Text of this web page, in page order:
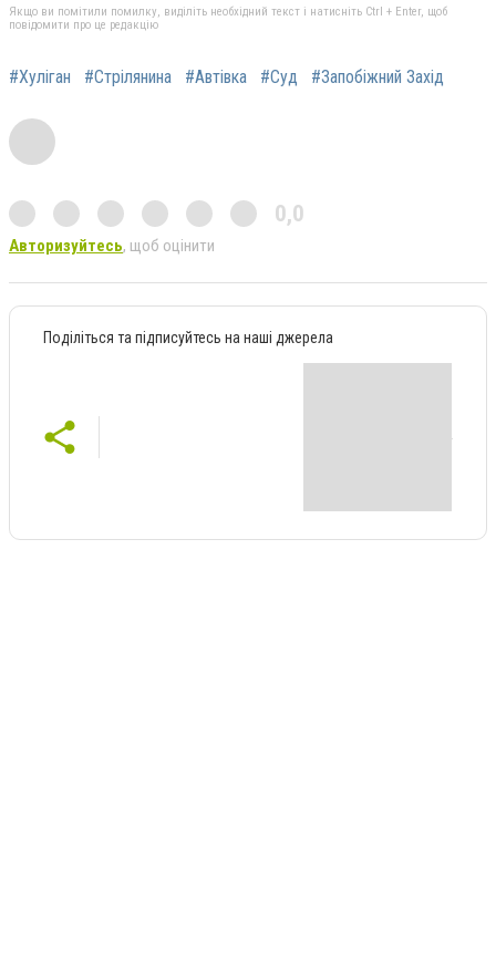
Якщо ви помітили помилку, виділіть необхідний текст і натисніть Ctrl + Enter, щоб
повідомити про це редакцію
#Хуліган #Стрілянина #Автівка #Суд #Запобіжний Захід
0,0
Авторизуйтесь, щоб оцінити
Поділіться та підписуйтесь на наші джерела